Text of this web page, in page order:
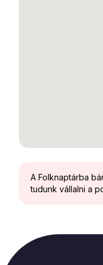
A Folknaptárba
tudunk vállalni a